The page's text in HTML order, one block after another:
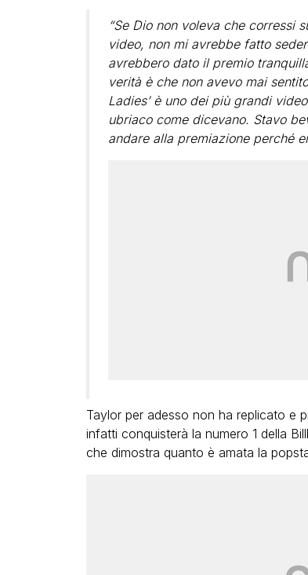
“Se Dio non voleva che corressi
video, non mi avrebbe fatto
avrebbero dato il premio
verità è che non avevo mai
Ladies’ è uno dei più grandi
ubriaco come dicevano. Stavo
andare alla premiazione perché
Taylor per adesso non ha replicato e
infatti conquisterà la numero 1 della
che dimostra quanto è amata la